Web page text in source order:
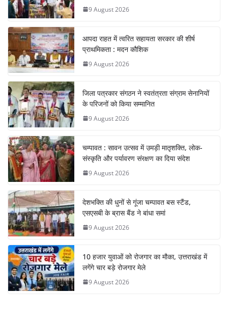
9 August 2026
आपदा राहत में त्वरित सहायता सरकार की शीर्ष
प्राथमिकता : मदन कौशिक
9 August 2026
जिला पत्रकार संगठन ने स्वतंत्रता संग्राम सेनानियों
के परिजनों को किया सम्मानित
9 August 2026
चम्पावत : सावन उत्सव में उमड़ी मातृशक्ति, लोक-
संस्कृति और पर्यावरण संरक्षण का दिया संदेश
9 August 2026
देशभक्ति की धुनों से गूंजा चम्पावत बस स्टैंड,
एसएसबी के ब्रास बैंड ने बांधा समां
9 August 2026
10 हजार युवाओं को रोजगार का मौका, उत्तराखंड में
लगेंगे चार बड़े रोजगार मेले
9 August 2026